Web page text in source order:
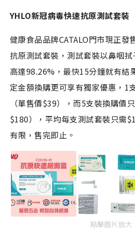
YHLO新冠病毒快速抗原測試套裝
健康食品品牌CATALO門市現正發
抗原測試套裝，測試套裝以鼻咽
高達98.26%，最快15分鐘就有結
定金額換購更可享有獨家優惠，1
（單售價$39），而5支裝換購價
$180），平均每支測試套裝只需
有限，售完即止。
點擊圖片放大